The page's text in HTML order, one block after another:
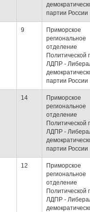
партии России
9
Приморское
региональное
отделение
Политической
ЛДПР -
партии России
14
Приморское
региональное
отделение
Политической
ЛДПР -
партии России
12
Приморское
региональное
отделение
Политической
ЛДПР -